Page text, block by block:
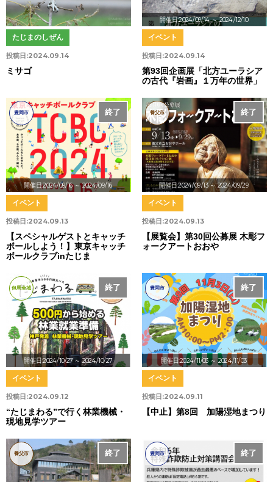
投稿日:2024.09.14
たじまのしぜん
ミサゴ
開催日:2024/09/14～ 2024/12/10
投稿日:2024.09.14
イベント
第93回企画展「北方ユーラシア
の古代『岩画』１万年の世界」
開催日:2024/09/16 ～ 2024/09/16
終了
豊岡市
投稿日:2024.09.13
イベント
【スペシャルゲストとキャッチ
ボールしよう！】東京キャッチ
ボールクラブinたじま
開催日:2024/09/13～ 2024/09/29
終了
養父市
投稿日:2024.09.13
イベント
【展覧会】第30回公募展 木彫フ
ォークアートおおや
開催日:2024/10/27～ 2024/10/27
終了
但馬全域
投稿日:2024.09.12
イベント
“たじまわる”で行く林業機械・
現地見学ツアー
開催日:2024/11/03～ 2024/11/03
終了
中止
豊岡市
投稿日:2024.09.11
イベント
【中止】第8回 加陽湿地まつり
終了
養父市 終了
豊岡市